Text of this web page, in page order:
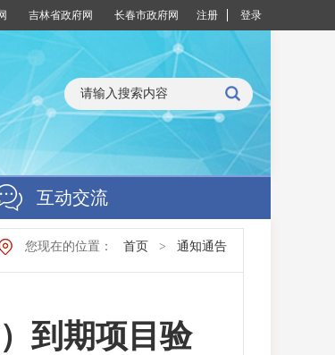
吉林省政府网 长春市政府网 注册 登录
互动交流
您现在的位置： 首页 > 通知通告
到期项目验